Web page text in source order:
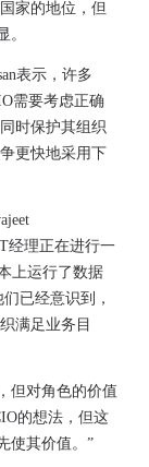
家的地位，但
。
表示，许多
需要考虑正确
时保护其组织
更快地采用下
经理正在进行一
上运行了数据
已经意识到，
满足业务目
但对角色的价值
的想法，但这
使其价值。”